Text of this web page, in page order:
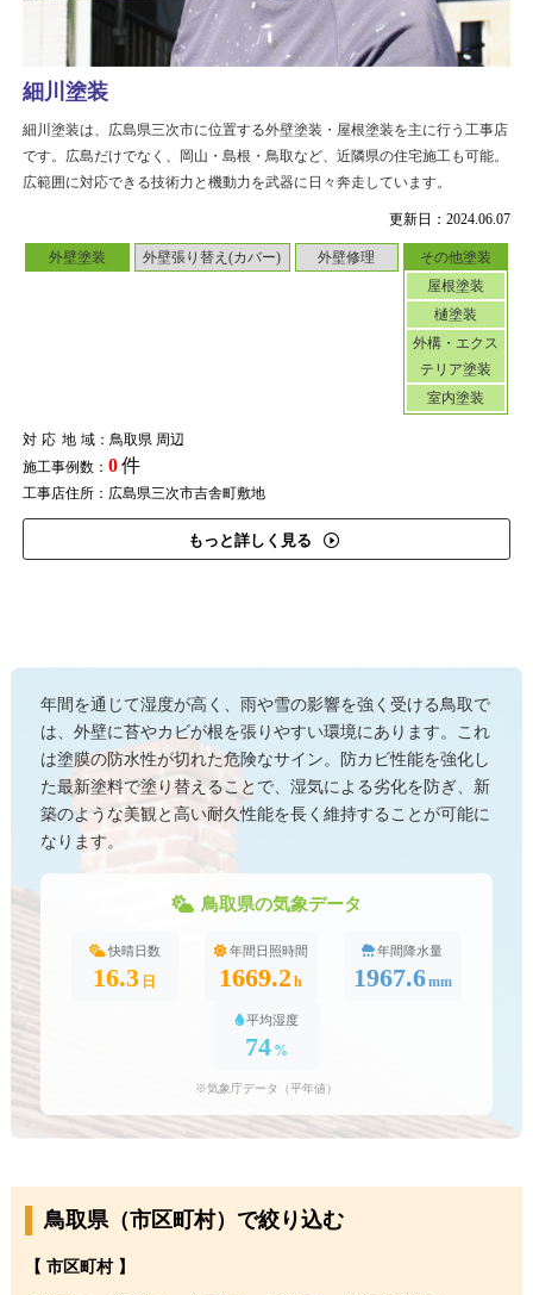
更新日：2024.06.07
外壁塗装 外壁張り替え(カバー) 外壁修理
その他塗装
屋根塗装
樋塗装
外構・エクス
テリア塗装
室内塗装
対応地域：鳥取県 周辺
施工事例数： 0件
工事店住所：広島県三次市吉舎町敷地
もっと詳しく見る
細川塗装
細川塗装は、広島県三次市に位置する外壁塗装・屋根塗装を主に行う工事店
です。広島だけでなく、岡山・島根・鳥取など、近隣県の住宅施工も可能。
広範囲に対応できる技術力と機動力を武器に日々奔走しています。
年間を通じて湿度が高く、雨や雪の影響を強く受ける鳥取で
は、外壁に苔やカビが根を張りやすい環境にあります。これ
は塗膜の防水性が切れた危険なサイン。防カビ性能を強化し
た最新塗料で塗り替えることで、湿気による劣化を防ぎ、新
築のような美観と高い耐久性能を長く維持することが可能に
なります。
鳥取県の気象データ
快晴日数
16.3 日
年間日照時間
1669.2 h
年間降水量
1967.6mm
平均湿度
74 %
※気象庁データ（平年値）
鳥取県（市区町村）で絞り込む
【 市区町村 】